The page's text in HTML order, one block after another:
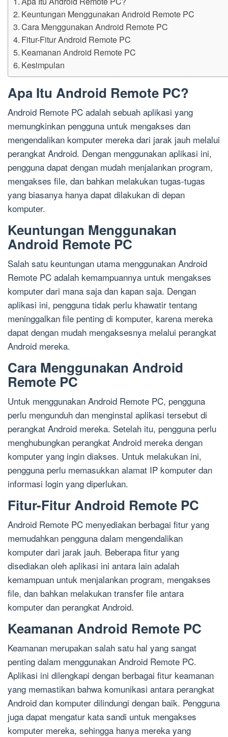
Keuntungan Menggunakan Android Remote PC
Cara Menggunakan Android Remote PC
Fitur-Fitur Android Remote PC
Keamanan Android Remote PC
Kesimpulan
Apa Itu Android Remote PC?
Android Remote PC adalah sebuah aplikasi yang
memungkinkan pengguna untuk mengakses dan
mengendalikan komputer mereka dari jarak jauh melalui
perangkat Android. Dengan menggunakan aplikasi ini,
pengguna dapat dengan mudah menjalankan program,
mengakses file, dan bahkan melakukan tugas-tugas
yang biasanya hanya dapat dilakukan di depan
komputer.
Keuntungan Menggunakan
Android Remote PC
Salah satu keuntungan utama menggunakan Android
Remote PC adalah kemampuannya untuk mengakses
komputer dari mana saja dan kapan saja. Dengan
aplikasi ini, pengguna tidak perlu khawatir tentang
meninggalkan file penting di komputer, karena mereka
dapat dengan mudah mengaksesnya melalui perangkat
Android mereka.
Cara Menggunakan Android
Remote PC
Untuk menggunakan Android Remote PC, pengguna
perlu mengunduh dan menginstal aplikasi tersebut di
perangkat Android mereka. Setelah itu, pengguna perlu
menghubungkan perangkat Android mereka dengan
komputer yang ingin diakses. Untuk melakukan ini,
pengguna perlu memasukkan alamat IP komputer dan
informasi login yang diperlukan.
Fitur-Fitur Android Remote PC
Android Remote PC menyediakan berbagai fitur yang
memudahkan pengguna dalam mengendalikan
komputer dari jarak jauh. Beberapa fitur yang
disediakan oleh aplikasi ini antara lain adalah
kemampuan untuk menjalankan program, mengakses
file, dan bahkan melakukan transfer file antara
komputer dan perangkat Android.
Keamanan Android Remote PC
Keamanan merupakan salah satu hal yang sangat
penting dalam menggunakan Android Remote PC.
Aplikasi ini dilengkapi dengan berbagai fitur keamanan
yang memastikan bahwa komunikasi antara perangkat
Android dan komputer dilindungi dengan baik. Pengguna
juga dapat mengatur kata sandi untuk mengakses
komputer mereka, sehingga hanya mereka yang